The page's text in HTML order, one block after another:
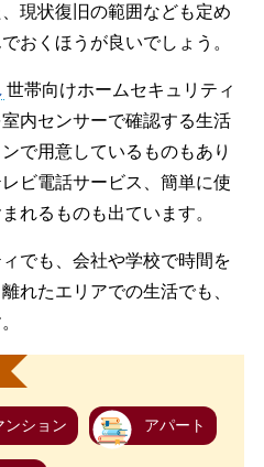
現状復旧の範囲なども定め
おくほうが良いでしょう。
世帯向けホームセキュリティ
内センサーで確認する生活
で用意しているものもあり
ビ電話サービス、簡単に使
れるものも出ています。
でも、会社や学校で時間を
れたエリアでの生活でも、
ンション アパート